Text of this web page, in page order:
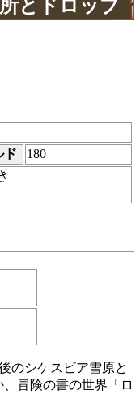
とドロップ
ド 180
のシケスビア雪原と
冒険の書の世界「ロ